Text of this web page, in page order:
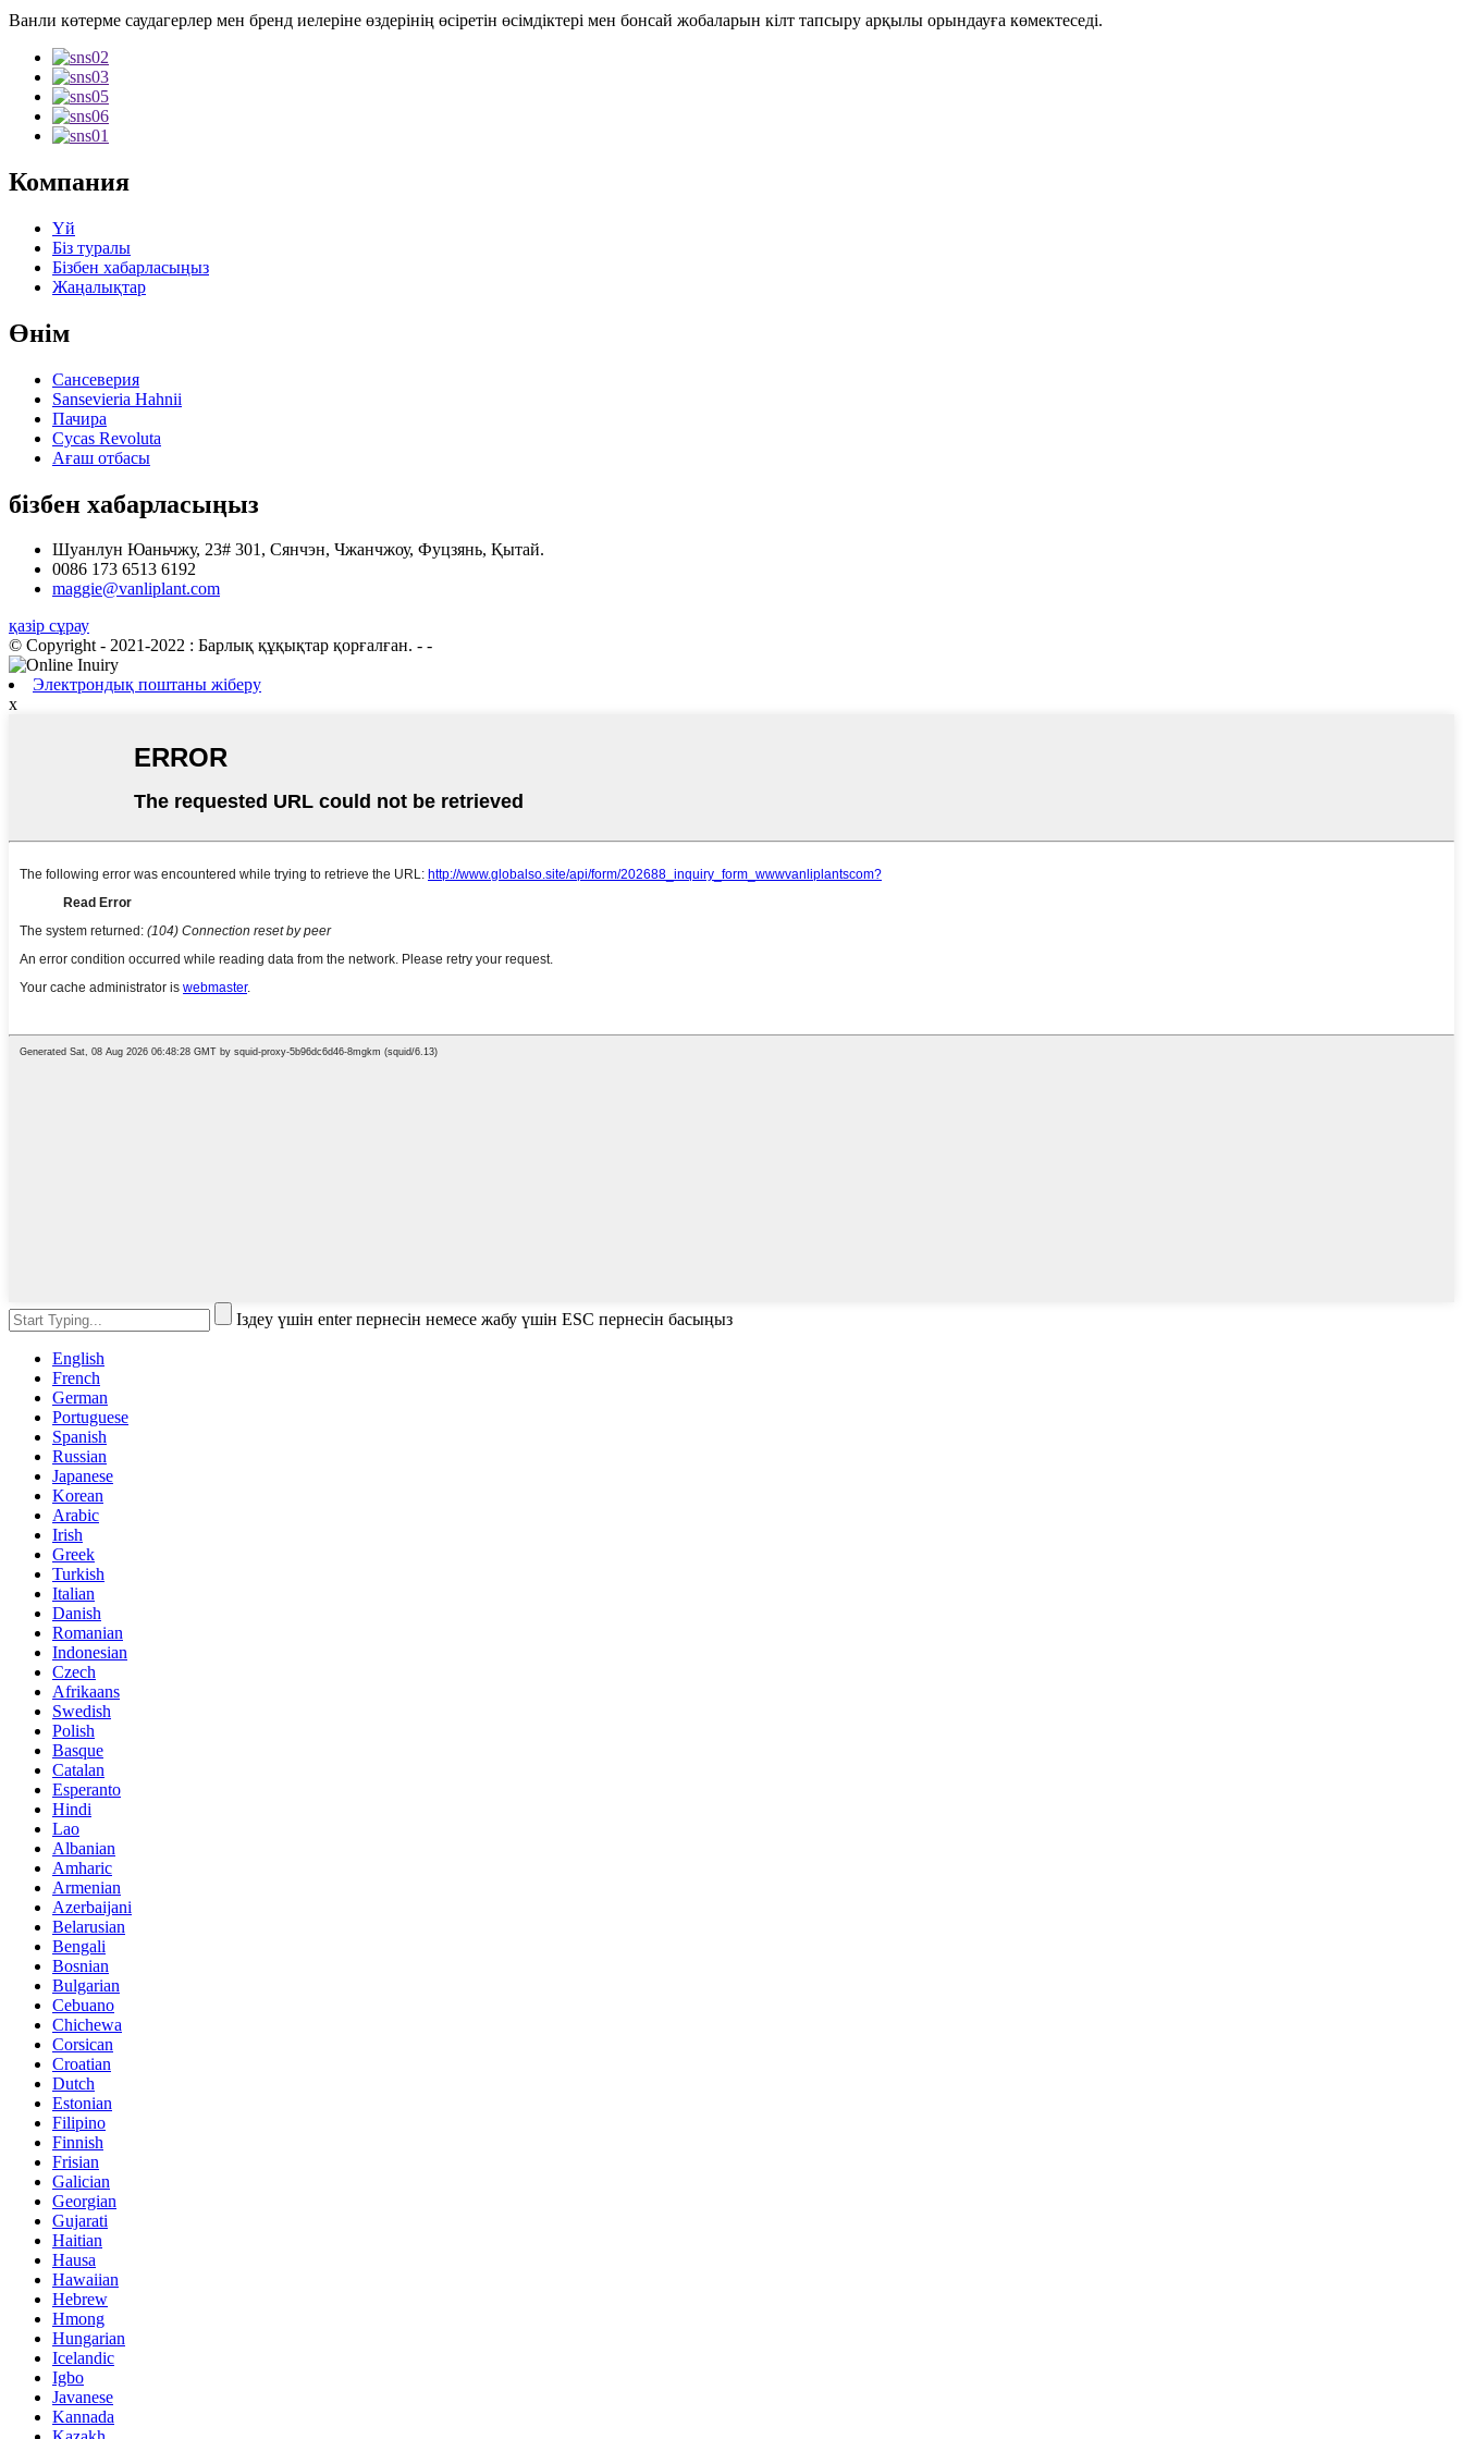
Ванли көтерме саудагерлер мен бренд иелеріне өздерінің өсіретін өсімдіктері мен бонсай жобаларын кілт тапсыру арқылы орындауға көмектеседі.
Компания
Үй
Біз туралы
Бізбен хабарласыңыз
Жаңалықтар
Өнім
Сансеверия
Sansevieria Hahnii
Пачира
Cycas Revoluta
Ағаш отбасы
бізбен хабарласыңыз
Шуанлун Юаньчжу, 23# 301, Сянчэн, Чжанчжоу, Фуцзянь, Қытай.
0086 173 6513 6192
maggie@vanliplant.com
қазір сұрау
© Copyright - 2021-2022 : Барлық құқықтар қорғалған. - -
Электрондық поштаны жіберу
x
Іздеу үшін enter пернесін немесе жабу үшін ESC пернесін басыңыз
English
French
German
Portuguese
Spanish
Russian
Japanese
Korean
Arabic
Irish
Greek
Turkish
Italian
Danish
Romanian
Indonesian
Czech
Afrikaans
Swedish
Polish
Basque
Catalan
Esperanto
Hindi
Lao
Albanian
Amharic
Armenian
Azerbaijani
Belarusian
Bengali
Bosnian
Bulgarian
Cebuano
Chichewa
Corsican
Croatian
Dutch
Estonian
Filipino
Finnish
Frisian
Galician
Georgian
Gujarati
Haitian
Hausa
Hawaiian
Hebrew
Hmong
Hungarian
Icelandic
Igbo
Javanese
Kannada